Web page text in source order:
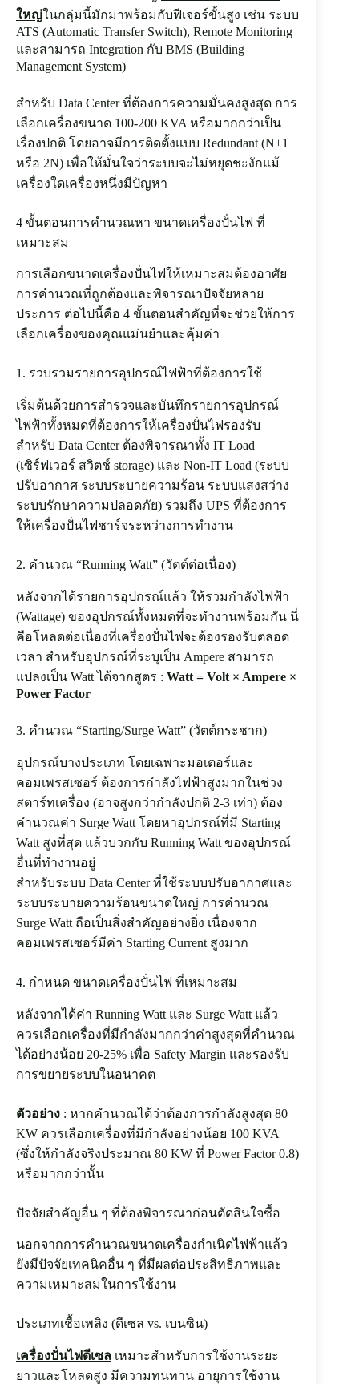
ใหญ่ในกลุ่มนี้มักมาพร้อมกับฟีเจอร์ขั้นสูง เช่น ระบบ
ATS (Automatic Transfer Switch), Remote Monitoring
และสามารถ Integration กับ BMS (Building
Management System)
สำหรับ Data Center ที่ต้องการความมั่นคงสูงสุด การ
เลือกเครื่องขนาด 100-200 KVA หรือมากกว่าเป็น
เรื่องปกติ โดยอาจมีการติดตั้งแบบ Redundant (N+1
หรือ 2N) เพื่อให้มั่นใจว่าระบบจะไม่หยุดชะงักแม้
เครื่องใดเครื่องหนึ่งมีปัญหา
4 ขั้นตอนการคำนวณหา ขนาดเครื่องปั่นไฟ ที่
เหมาะสม
การเลือกขนาดเครื่องปั่นไฟให้เหมาะสมต้องอาศัย
การคำนวณที่ถูกต้องและพิจารณาปัจจัยหลาย
ประการ ต่อไปนี้คือ 4 ขั้นตอนสำคัญที่จะช่วยให้การ
เลือกเครื่องของคุณแม่นยำและคุ้มค่า
1. รวบรวมรายการอุปกรณ์ไฟฟ้าที่ต้องการใช้
เริ่มต้นด้วยการสำรวจและบันทึกรายการอุปกรณ์
ไฟฟ้าทั้งหมดที่ต้องการให้เครื่องปั่นไฟรองรับ
สำหรับ Data Center ต้องพิจารณาทั้ง IT Load
(เซิร์ฟเวอร์ สวิตช์ storage) และ Non-IT Load (ระบบ
ปรับอากาศ ระบบระบายความร้อน ระบบแสงสว่าง
ระบบรักษาความปลอดภัย) รวมถึง UPS ที่ต้องการ
ให้เครื่องปั่นไฟชาร์จระหว่างการทำงาน
2. คำนวณ “Running Watt” (วัตต์ต่อเนื่อง)
หลังจากได้รายการอุปกรณ์แล้ว ให้รวมกำลังไฟฟ้า
(Wattage) ของอุปกรณ์ทั้งหมดที่จะทำงานพร้อมกัน นี่
คือโหลดต่อเนื่องที่เครื่องปั่นไฟจะต้องรองรับตลอด
เวลา สำหรับอุปกรณ์ที่ระบุเป็น Ampere สามารถ
แปลงเป็น Watt ได้จากสูตร : Watt = Volt × Ampere ×
Power Factor
3. คำนวณ “Starting/Surge Watt” (วัตต์กระชาก)
อุปกรณ์บางประเภท โดยเฉพาะมอเตอร์และ
คอมเพรสเซอร์ ต้องการกำลังไฟฟ้าสูงมากในช่วง
สตาร์ทเครื่อง (อาจสูงกว่ากำลังปกติ 2-3 เท่า) ต้อง
คำนวณค่า Surge Watt โดยหาอุปกรณ์ที่มี Starting
Watt สูงที่สุด แล้วบวกกับ Running Watt ของอุปกรณ์
อื่นที่ทำงานอยู่
สำหรับระบบ Data Center ที่ใช้ระบบปรับอากาศและ
ระบบระบายความร้อนขนาดใหญ่ การคำนวณ
Surge Watt ถือเป็นสิ่งสำคัญอย่างยิ่ง เนื่องจาก
คอมเพรสเซอร์มีค่า Starting Current สูงมาก
4. กำหนด ขนาดเครื่องปั่นไฟ ที่เหมาะสม
หลังจากได้ค่า Running Watt และ Surge Watt แล้ว
ควรเลือกเครื่องที่มีกำลังมากกว่าค่าสูงสุดที่คำนวณ
ได้อย่างน้อย 20-25% เพื่อ Safety Margin และรองรับ
การขยายระบบในอนาคต
ตัวอย่าง : หากคำนวณได้ว่าต้องการกำลังสูงสุด 80
KW ควรเลือกเครื่องที่มีกำลังอย่างน้อย 100 KVA
(ซึ่งให้กำลังจริงประมาณ 80 KW ที่ Power Factor 0.8)
หรือมากกว่านั้น
ปัจจัยสำคัญอื่น ๆ ที่ต้องพิจารณาก่อนตัดสินใจซื้อ
นอกจากการคำนวณขนาดเครื่องกำเนิดไฟฟ้าแล้ว
ยังมีปัจจัยเทคนิคอื่น ๆ ที่มีผลต่อประสิทธิภาพและ
ความเหมาะสมในการใช้งาน
ประเภทเชื้อเพลิง (ดีเซล vs. เบนซิน)
เครื่องปั่นไฟดีเซล เหมาะสำหรับการใช้งานระยะ
ยาวและโหลดสูง มีความทนทาน อายุการใช้งาน